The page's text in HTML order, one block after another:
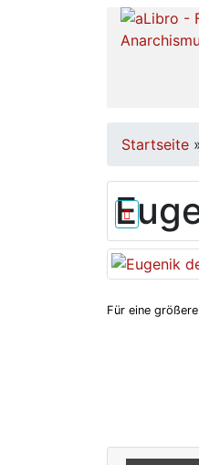
Startseite
Für eine